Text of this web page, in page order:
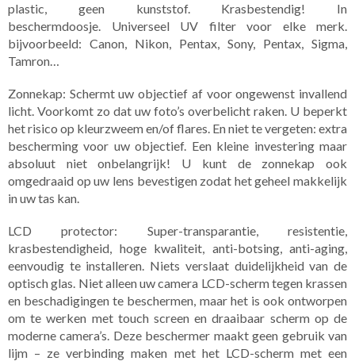
plastic, geen kunststof. Krasbestendig! In
beschermdoosje. Universeel UV filter voor elke merk.
bijvoorbeeld: Canon, Nikon, Pentax, Sony, Pentax, Sigma,
Tamron…
Zonnekap: Schermt uw objectief af voor ongewenst invallend
licht. Voorkomt zo dat uw foto’s overbelicht raken. U beperkt
het risico op kleurzweem en/of flares. En niet te vergeten: extra
bescherming voor uw objectief. Een kleine investering maar
absoluut niet onbelangrijk! U kunt de zonnekap ook
omgedraaid op uw lens bevestigen zodat het geheel makkelijk
in uw tas kan.
LCD protector: Super-transparantie, resistentie,
krasbestendigheid, hoge kwaliteit, anti-botsing, anti-aging,
eenvoudig te installeren. Niets verslaat duidelijkheid van de
optisch glas. Niet alleen uw camera LCD-scherm tegen krassen
en beschadigingen te beschermen, maar het is ook ontworpen
om te werken met touch screen en draaibaar scherm op de
moderne camera’s. Deze beschermer maakt geen gebruik van
lijm – ze verbinding maken met het LCD-scherm met een